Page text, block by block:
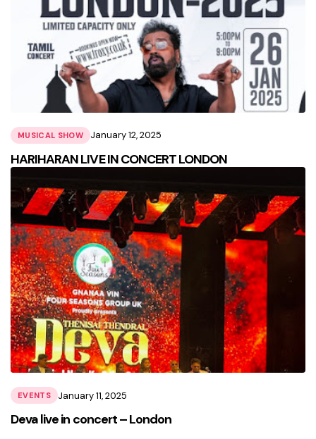
MUSICAL SHOW January 12, 2025
HARIHARAN LIVE IN CONCERT LONDON
EVENTS January 11, 2025
Deva live in concert – London